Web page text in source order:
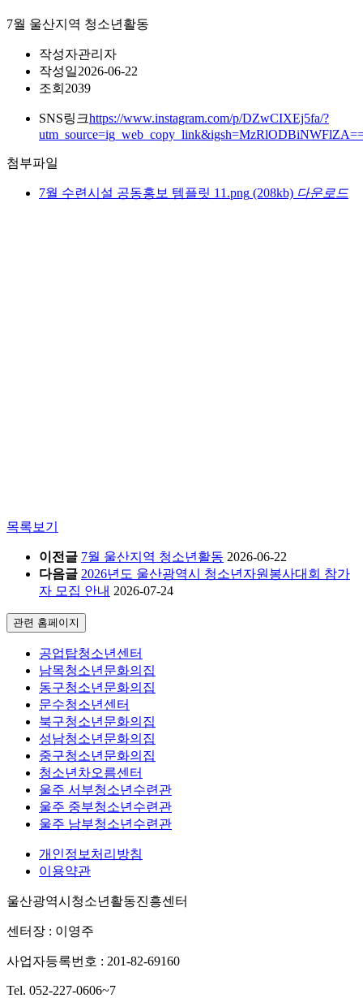
7월 울산지역 청소년활동
작성자관리자
작성일2026-06-22
조회 2039
SNS링크https://www.instagram.com/p/DZwCIXEj5fa/?
첨부파일
7월 수련시설 공동홍보 템플릿 11.png (208kb) 다운로드
목록보기
이전글 7월 울산지역 청소년활동 2026-06-22
다음글 2026년도 울산광역시 청소년자원봉사대회 참가
자 모집 안내 2026-07-24
관련 홈페이지
공업탑청소년센터
남목청소년문화의집
동구청소년문화의집
문수청소년센터
북구청소년문화의집
성남청소년문화의집
중구청소년문화의집
청소년차오름센터
울주 서부청소년수련관
울주 중부청소년수련관
울주 남부청소년수련관
개인정보처리방침
이용약관
울산광역시청소년활동진흥센터
센터장 : 이영주
사업자등록번호 : 201-82-69160
Tel. 052-227-0606~7